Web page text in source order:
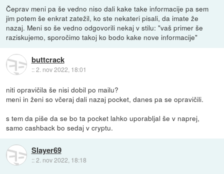
Čeprav meni pa še vedno niso dali kake take informacije pa sem
jim potem še enkrat zatežil, ko ste nekateri pisali, da imate že
nazaj. Meni so še vedno odgovorili nekaj v stilu: "vaš primer še
raziskujemo, sporočimo takoj ko bodo kake nove informacije"
buttcrack
::2. nov 2022, 18:01
niti opravičila še nisi dobil po mailu?
meni in ženi so včeraj dali nazaj pocket, danes pa se opravičili.
s tem da piše da se bo ta pocket lahko uporabljal še v naprej,
samo cashback bo sedaj v cryptu.
Slayer69
::2. nov 2022, 18:18